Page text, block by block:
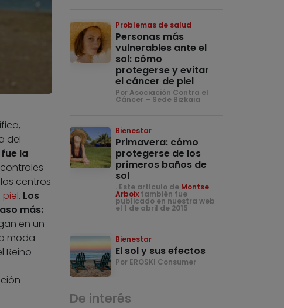
del
la
centros
. Los
más:
en un
moda
Reino
Problemas de salud
Personas más
vulnerables ante el
sol: cómo
protegerse y evitar
el cáncer de piel
Por Asociación Contra el
Cáncer – Sede Bizkaia
Bienestar
Primavera: cómo
protegerse de los
primeros baños de
sol
. Este artículo de Montse
Arboix también fue
publicado en nuestra web
el 1 de abril de 2015
Bienestar
El sol y sus efectos
Por EROSKI Consumer
De interés